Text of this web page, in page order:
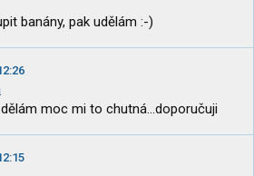
banány, pak udělám :-)
moc mi to chutná...doporučuji